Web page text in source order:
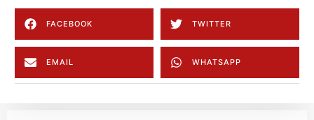
FACEBOOK TWITTER
EMAIL WHATSAPP